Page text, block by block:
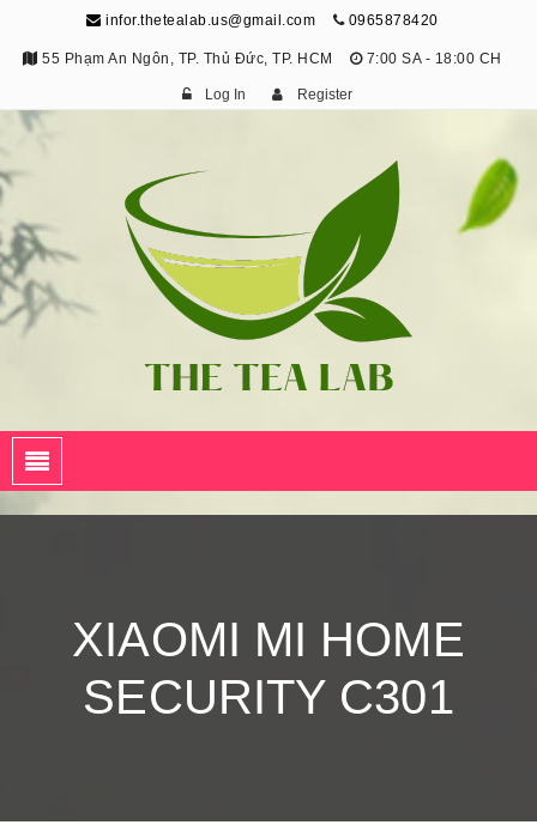
infor.thetealab.us@gmail.com 0965878420
55 Phạm An Ngôn, TP. Thủ Đức, TP. HCM 7:00 SA - 18:00 CH
Log In Register
XIAOMI MI HOME
SECURITY C301